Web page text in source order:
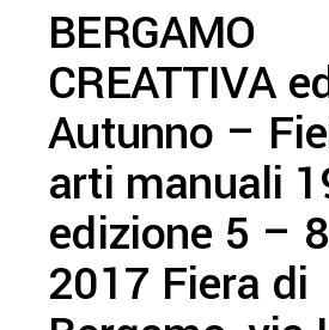
BERGAMO
CREATTIVA
Autunno –
arti manuali
edizione 5 –
2017 Fiera di